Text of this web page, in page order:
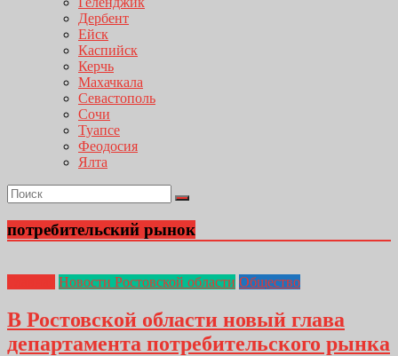
Дербент
Ейск
Каспийск
Керчь
Махачкала
Севастополь
Сочи
Туапсе
Феодосия
Ялта
потребительский рынок
Новости Ростовской области Общество
В Ростовской области новый глава
департамента потребительского рынка